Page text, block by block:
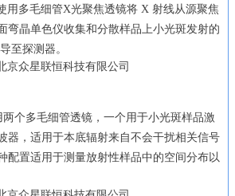
用多毛细管X光聚焦透镜将 X 射线从源聚焦
弯晶单色仪收集和分散样品上小光斑发射的
至探测器。
个多毛细管透镜，一个用于小光斑样品激
器，适用于本底辐射来自不会干扰相关信号
配置适用于测量放射性样品中的空间分布以